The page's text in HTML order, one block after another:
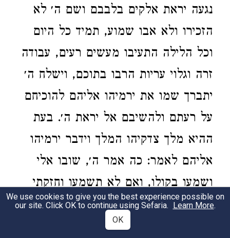
נגעה יראת אלקים בלבבם ושם ה׳ לא
הזכירו ולא אבו שמוע, תמיד כל היום
וכל הלילה התעיבו מעשים רעים, עבודה
זרה וגלוי עריות הרבו בתוכם, וישלח ה׳
יתברך שמו את ירמיהו אליהם להוכיחם
על רעתם ולהשיבם אל יראת ה׳. בעת
ההיא מלך צדקיהו המלך וידבר ירמיהו
אליהם לאמר: כה אמר ה׳, שובו אלי
ושמעו בקולו, ואם לא תשמעו וחזקתי
את יד נבוכדנצר אויביכם והביאותיו
עליכם לשים את ירושלם שממה ואתכם
We use cookies to give you the best experience possible on
our site. Click OK to continue using Sefaria. Learn More.
OK